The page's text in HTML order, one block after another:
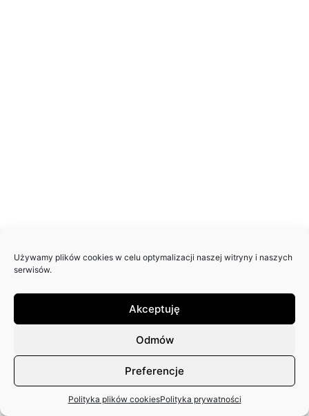
Używamy plików cookies w celu optymalizacji naszej witryny i naszych
serwisów.
Akceptuję
Odmów
Preferencje
Polityka plików cookiesPolityka prywatności